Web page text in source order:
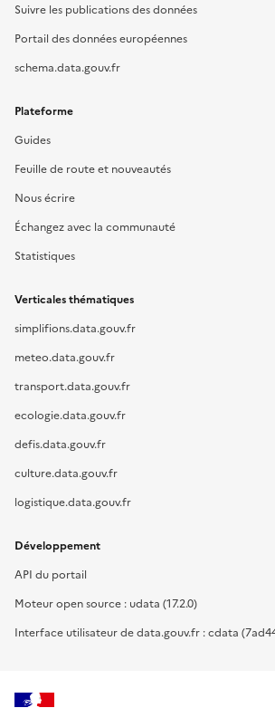
Suivre les publications des données
Portail des données européennes
schema.data.gouv.fr
Plateforme
Guides
Feuille de route et nouveautés
Nous écrire
Échangez avec la communauté
Statistiques
Verticales thématiques
simplifions.data.gouv.fr
meteo.data.gouv.fr
transport.data.gouv.fr
ecologie.data.gouv.fr
defis.data.gouv.fr
culture.data.gouv.fr
logistique.data.gouv.fr
Développement
API du portail
Moteur open source : udata (17.2.0)
Interface utilisateur de data.gouv.fr : cdata